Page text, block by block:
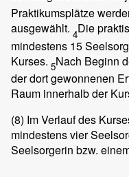
Praktikumsplätze
ausgewählt. 4Die
mindestens 15
Kurses. 5Nach Beginn
der dort gewonnenen
Raum innerhalb der
(8) Im Verlauf des
mindestens vier
Seelsorgerin bzw.